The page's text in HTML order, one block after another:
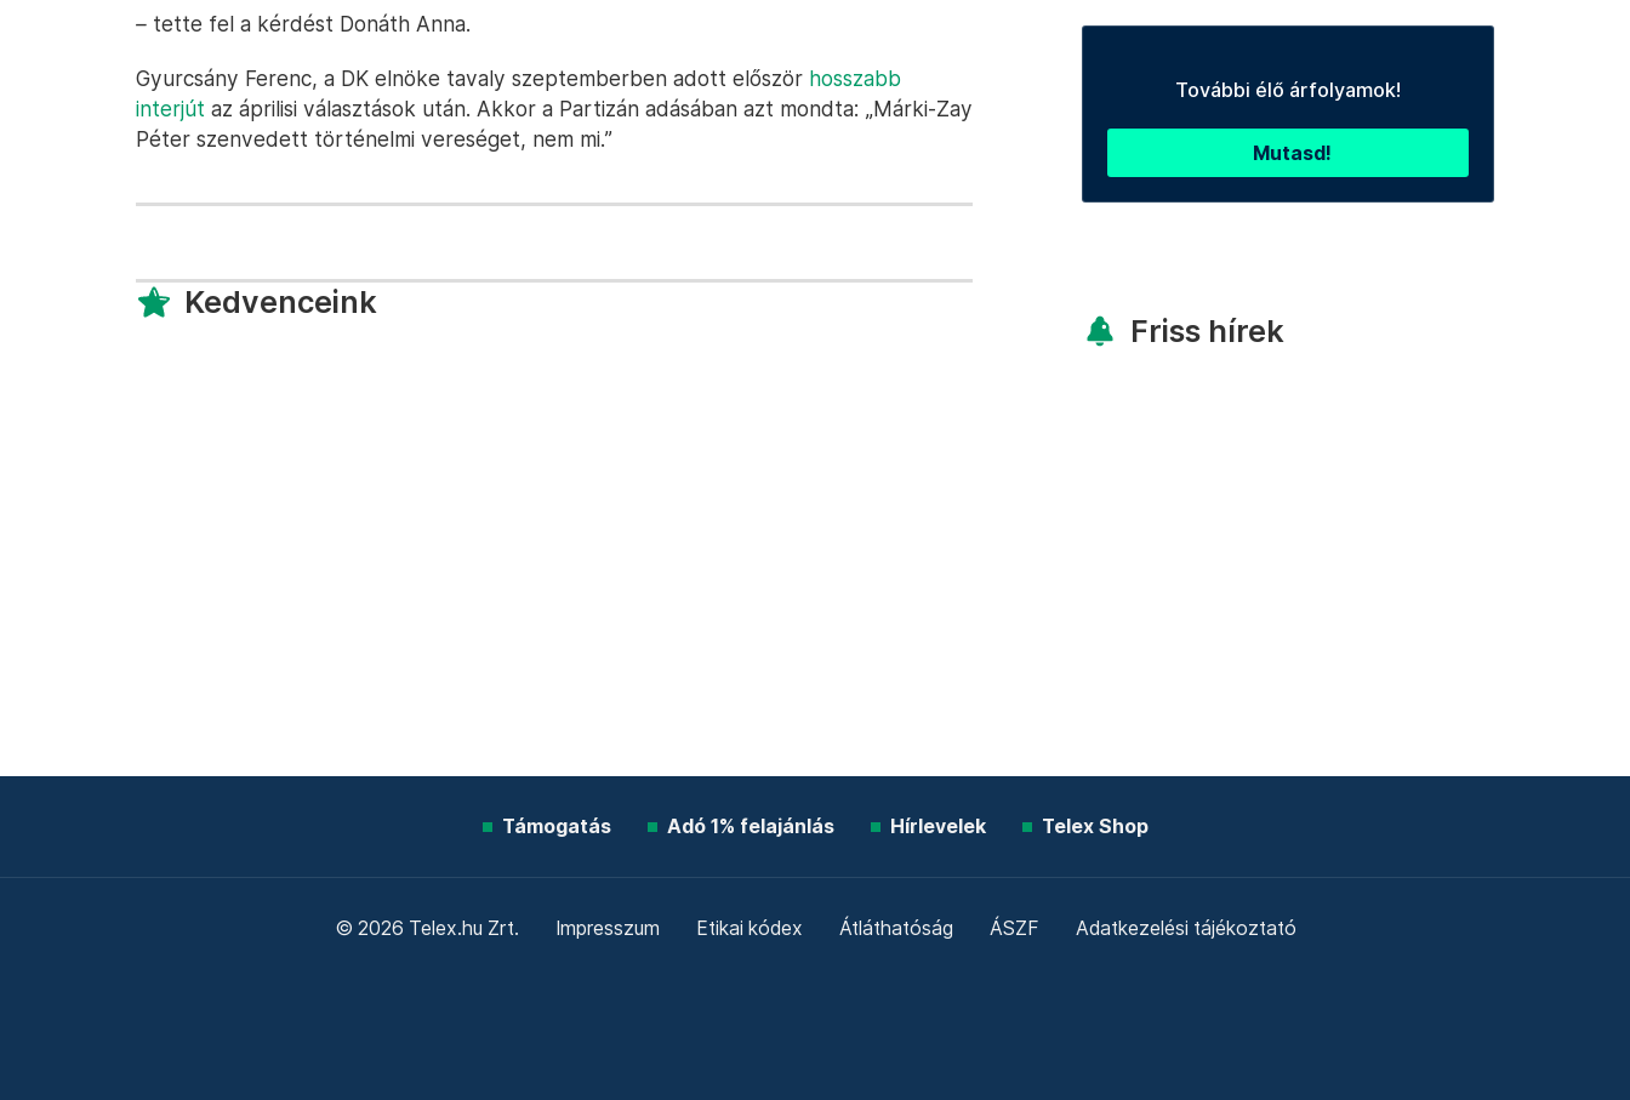
– tette fel a kérdést Donáth Anna.
Gyurcsány Ferenc, a DK elnöke tavaly szeptemberben adott először hosszabb
interjút az áprilisi választások után. Akkor a Partizán adásában azt mondta: „Márki-Zay
Péter szenvedett történelmi vereséget, nem mi.”
Kedvenceink
További élő árfolyamok!
Mutasd!
Friss hírek
Támogatás Adó 1% felajánlás Hírlevelek Telex Shop
© 2026 Telex.hu Zrt. Impresszum Etikai kódex Átláthatóság ÁSZF Adatkezelési tájékoztató